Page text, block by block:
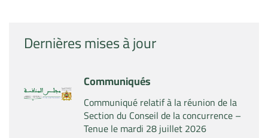
Dernières mises à jour
Communiqués
Communiqué relatif à la réunion de la
Section du Conseil de la concurrence –
Tenue le mardi 28 juillet 2026